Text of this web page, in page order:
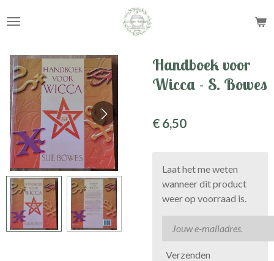
direct
de
hoofdinhoud
Handboek voor
Wicca - S. Bowes
€ 6,50
Laat het me weten
wanneer dit product
weer op voorraad is.
Verzenden